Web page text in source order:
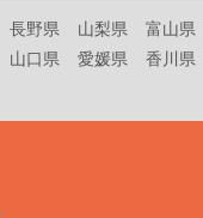
長野県 山梨県 富山県
山口県 愛媛県 香川県